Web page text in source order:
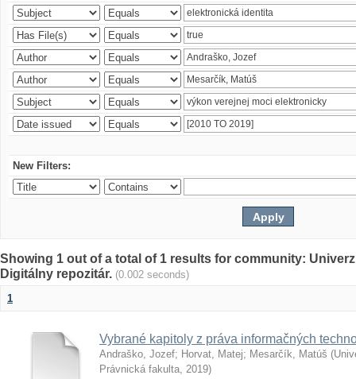
New Filters:
Showing 1 out of a total of 1 results for community:
Digitálny repozitár. (0.002 seconds)
1
Vybrané kapitoly z práva informačných
Andraško, Jozef; Horvat, Matej; Mesarčík, Matúš (
Právnická fakulta, 2019)